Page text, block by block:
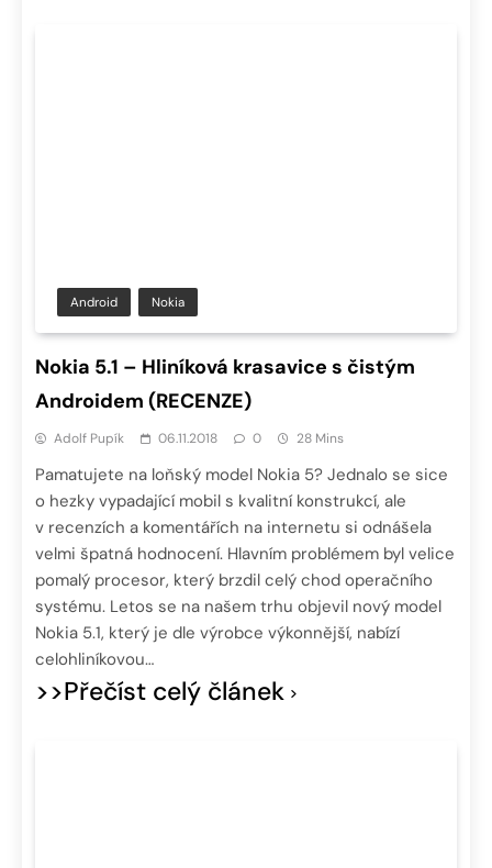
Android Nokia
Nokia 5.1 – Hliníková krasavice s čistým
Androidem (RECENZE)
Adolf Pupík 06.11.2018 0 28 Mins
Pamatujete na loňský model Nokia 5? Jednalo se sice
o hezky vypadající mobil s kvalitní konstrukcí, ale
v recenzích a komentářích na internetu si odnášela
velmi špatná hodnocení. Hlavním problémem byl velice
pomalý procesor, který brzdil celý chod operačního
systému. Letos se na našem trhu objevil nový model
Nokia 5.1, který je dle výrobce výkonnější, nabízí
celohliníkovou…
>>Přečíst celý článek